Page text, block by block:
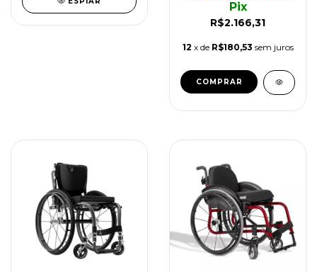
R$2.166,31
Pix
12 x de R$180,53 sem juros
COMPRAR